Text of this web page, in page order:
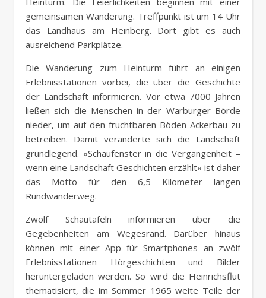
gemeinsamen Wanderung. Treffpunkt ist um 14 Uhr
das Landhaus am Heinberg. Dort gibt es auch
ausreichend Parkplätze.
Die Wanderung zum Heinturm führt an einigen
Erlebnisstationen vorbei, die über die Geschichte
der Landschaft informieren. Vor etwa 7000 Jahren
ließen sich die Menschen in der Warburger Börde
nieder, um auf den fruchtbaren Böden Ackerbau zu
betreiben. Damit veränderte sich die Landschaft
grundlegend. »Schaufenster in die Vergangenheit –
wenn eine Landschaft Geschichten erzählt« ist daher
das Motto für den 6,5 Kilometer langen
Rundwanderweg.
Zwölf Schautafeln informieren über die
Gegebenheiten am Wegesrand. Darüber hinaus
können mit einer App für Smartphones an zwölf
Erlebnisstationen Hörgeschichten und Bilder
heruntergeladen werden. So wird die Heinrichsflut
thematisiert, die im Sommer 1965 weite Teile der